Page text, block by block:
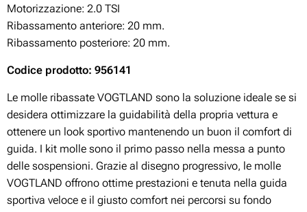
Motorizzazione: 2.0 TSI
Ribassamento anteriore: 20 mm.
Ribassamento posteriore: 20 mm.
Codice prodotto: 956141
Le molle ribassate VOGTLAND sono la soluzione ideale se si
desidera ottimizzare la guidabilità della propria vettura e
ottenere un look sportivo mantenendo un buon il comfort di
guida. I kit molle sono il primo passo nella messa a punto
delle sospensioni. Grazie al disegno progressivo, le molle
VOGTLAND offrono ottime prestazioni e tenuta nella guida
sportiva veloce e il giusto comfort nei percorsi su fondo